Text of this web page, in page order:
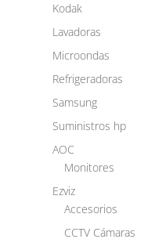
Kodak
Lavadoras
Microondas
Refrigeradoras
Samsung
Suministros hp
AOC
Monitores
Ezviz
Accesorios
CCTV Cámaras